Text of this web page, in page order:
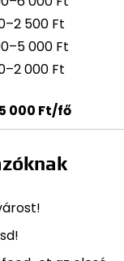
500 Ft
000 Ft
000 Ft
000 Ft/fő